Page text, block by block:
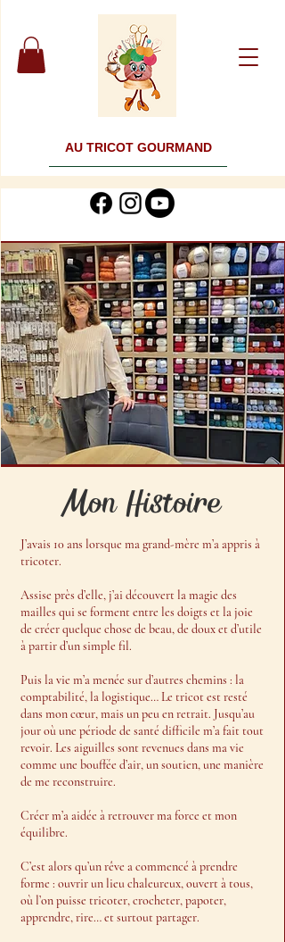
AU TRICOT GOURMAND
Mon Histoire
J’avais 10 ans lorsque ma grand-mère m’a appris à
tricoter.
Assise près d’elle, j’ai découvert la magie des
mailles qui se forment entre les doigts et la joie
de créer quelque chose de beau, de doux et d’utile
à partir d’un simple fil.
Puis la vie m’a menée sur d’autres chemins : la
comptabilité, la logistique… Le tricot est resté
dans mon cœur, mais un peu en retrait. Jusqu’au
jour où une période de santé difficile m’a fait tout
revoir. Les aiguilles sont revenues dans ma vie
comme une bouffée d’air, un soutien, une manière
de me reconstruire.
Créer m’a aidée à retrouver ma force et mon
équilibre.
C’est alors qu’un rêve a commencé à prendre
forme : ouvrir un lieu chaleureux, ouvert à tous,
où l’on puisse tricoter, crocheter, papoter,
apprendre, rire… et surtout partager.